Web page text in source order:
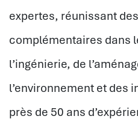
expertes, réunissant
complémentaires dans
l’ingénierie, de
l’environnement et des
près de 50 ans